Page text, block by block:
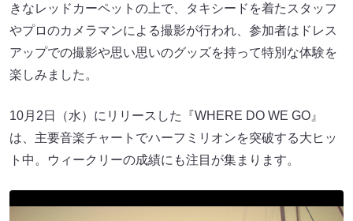
きなレッドカーペットの上で、タキシードを着たスタッフ
やプロのカメラマンによる撮影が⾏われ、参加者はドレス
アップでの撮影や思い思いのグッズを持って特別な体験を
楽しみました。
10⽉2⽇（⽔）にリリースした『WHERE DO WE GO』
は、主要⾳楽チャートでハーフミリオンを突破する⼤ヒッ
ト中。ウィークリーの成績にも注⽬が集まります。